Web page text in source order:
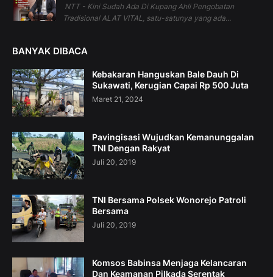
NTT - Kini Sudah Ada Di Kupang Ahli Pengobatan
Tradisional ALAT VITAL, satu-satunya yang ada...
BANYAK DIBACA
Kebakaran Hanguskan Bale Dauh Di
Sukawati, Kerugian Capai Rp 500 Juta
Maret 21, 2024
Pavingisasi Wujudkan Kemanunggalan
TNI Dengan Rakyat
Juli 20, 2019
TNI Bersama Polsek Wonorejo Patroli
Bersama
Juli 20, 2019
Komsos Babinsa Menjaga Kelancaran
Dan Keamanan Pilkada Serentak